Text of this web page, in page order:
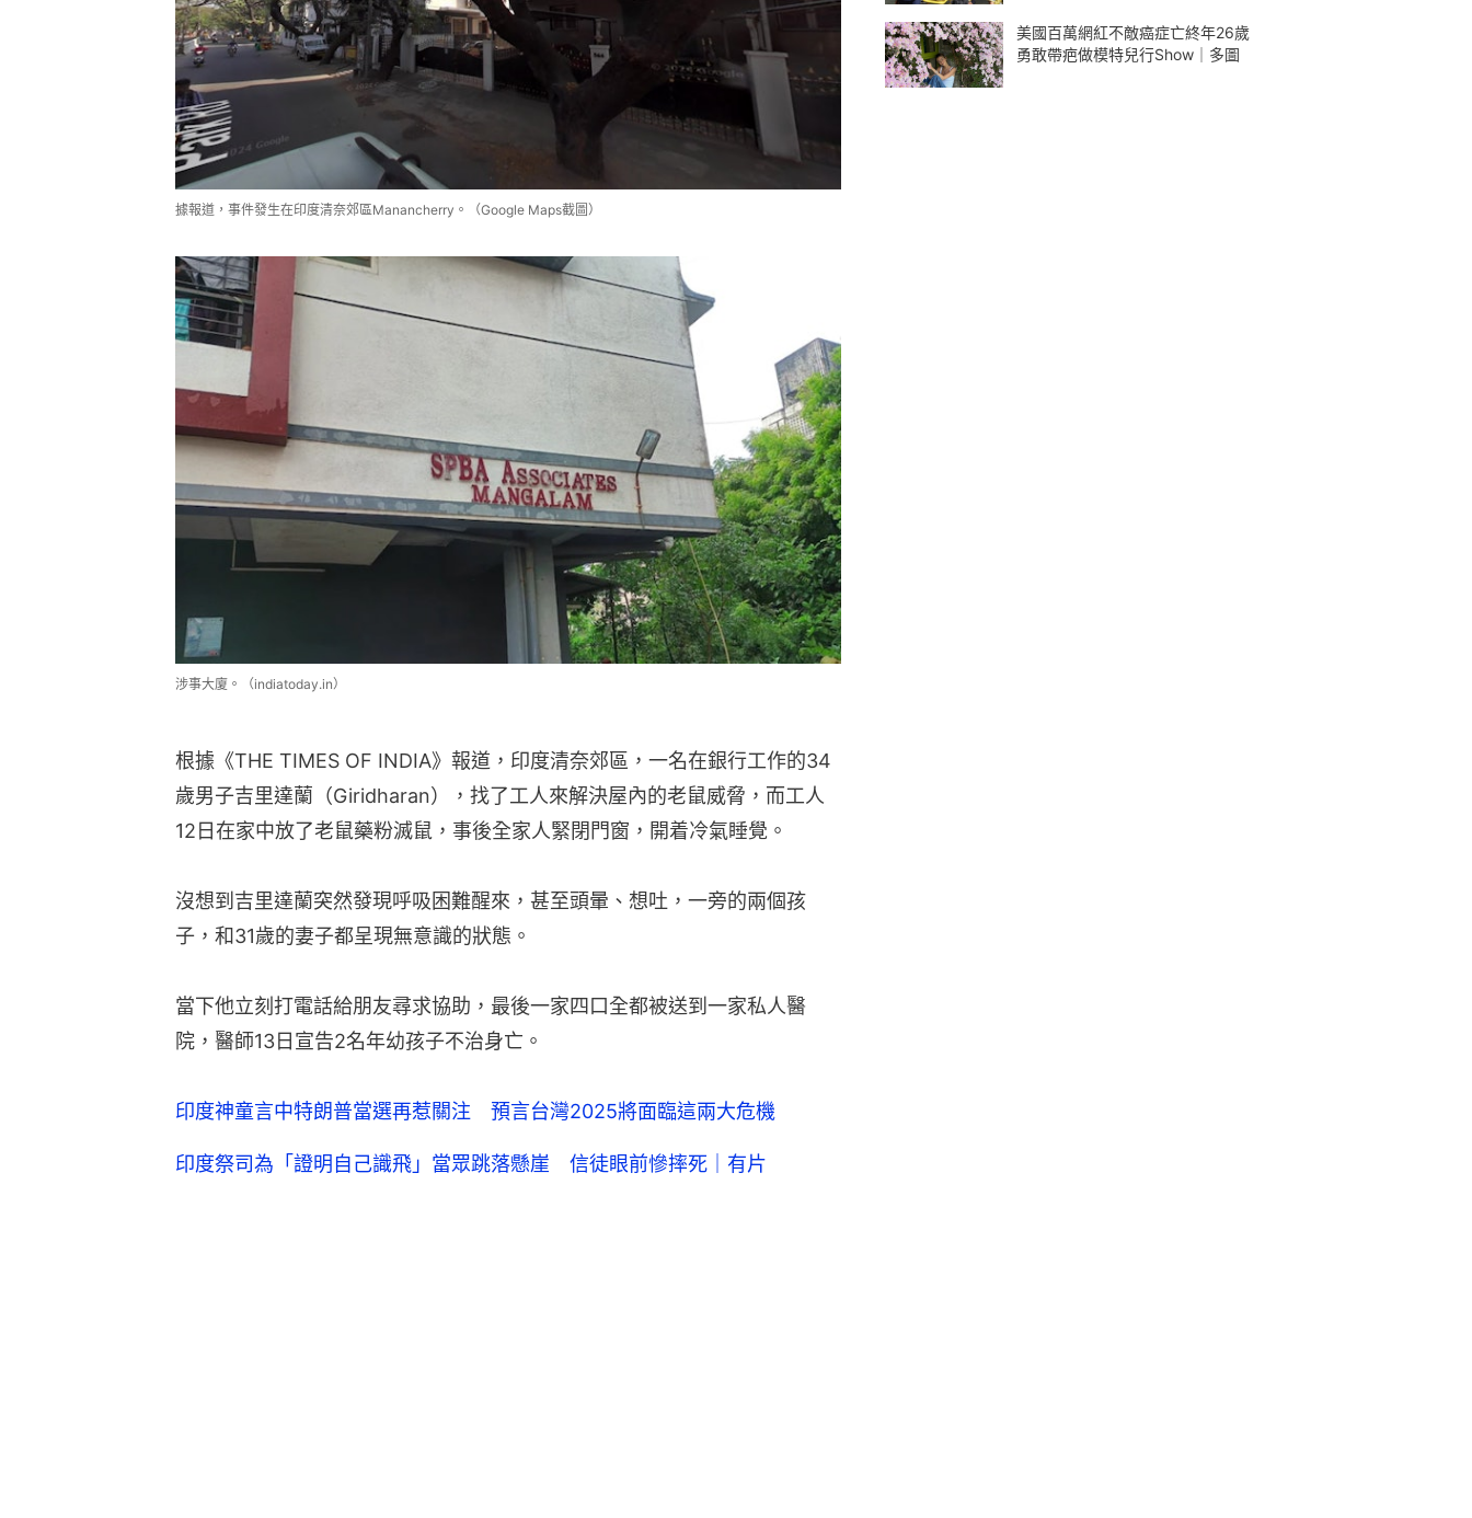
據報道，事件發生在印度清奈郊區Manancherry。（Google Maps截圖）
涉事大廈。（indiatoday.in）
根據《THE TIMES OF INDIA》報道，印度清奈郊區，一名在銀行工作的34
歲男子吉里達蘭（Giridharan），找了工人來解決屋內的老鼠威脅，而工人
12日在家中放了老鼠藥粉滅鼠，事後全家人緊閉門窗，開着冷氣睡覺。
沒想到吉里達蘭突然發現呼吸困難醒來，甚至頭暈、想吐，一旁的兩個孩
子，和31歲的妻子都呈現無意識的狀態。
當下他立刻打電話給朋友尋求協助，最後一家四口全都被送到一家私人醫
院，醫師13日宣告2名年幼孩子不治身亡。
印度神童言中特朗普當選再惹關注 預言台灣2025將面臨這兩大危機
印度祭司為「證明自己識飛」當眾跳落懸崖 信徒眼前慘摔死｜有片
美國百萬網紅不敵癌症亡終年26歲
勇敢帶疤做模特兒行Show｜多圖